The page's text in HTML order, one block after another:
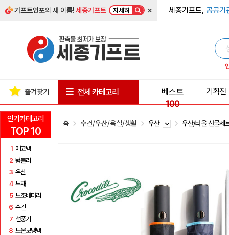
기프트인포의 새 이름!세종기프트 자세히 × 세종기프트, 공공기
인기카테고리
TOP 10
1 에코백
2 텀블러
3 우산
4 부채
5 보조배터리
6 수건
7 선풍기
8 보온보냉백
즐겨찾기 전체 카테고리
베스트
100
기획전
홈 수건/우산/욕실/생활 우산 우산/타올 선물세